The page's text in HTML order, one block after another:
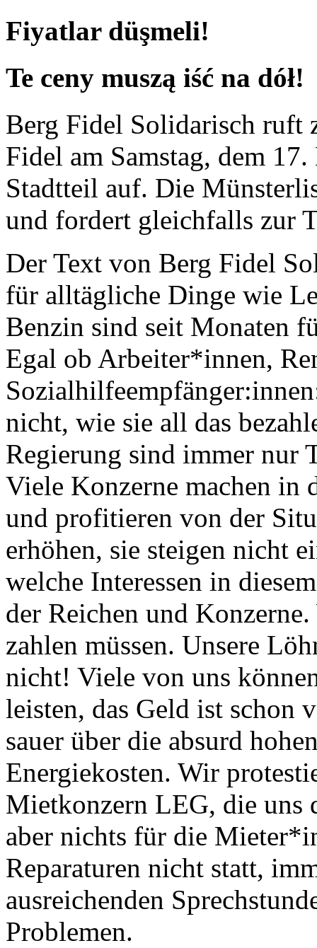
Fiyatlar düşmeli!
Te ceny muszą iść na dół!
Berg Fidel Solidarisch ruft
Fidel am Samstag, dem
Stadtteil auf. Die
und fordert gleichfalls zur
Der Text von Berg Fidel
für alltägliche Dinge wie
Benzin sind seit Monaten
Egal ob Arbeiter*innen,
nicht, wie sie all das
Regierung sind immer nur
Viele Konzerne machen in
und profitieren von der
erhöhen, sie steigen nicht
welche Interessen in
der Reichen und
zahlen müssen. Unsere
nicht! Viele von uns
leisten, das Geld ist schon
sauer über die absurd
Energiekosten. Wir
Mietkonzern LEG, die uns
aber nichts für die
Reparaturen nicht statt,
ausreichenden
Problemen.